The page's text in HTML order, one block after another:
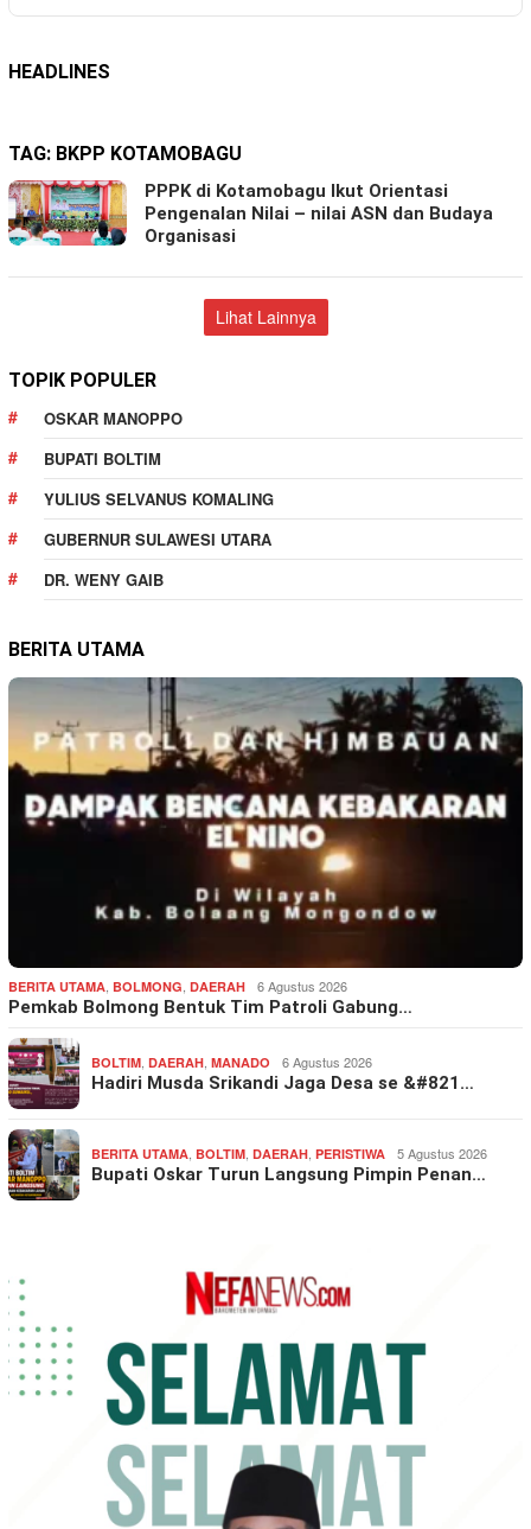
HEADLINES
TAG: BKPP KOTAMOBAGU
PPPK di Kotamobagu Ikut Orientasi
Pengenalan Nilai – nilai ASN dan Budaya
Organisasi
Lihat Lainnya
TOPIK POPULER
OSKAR MANOPPO
BUPATI BOLTIM
YULIUS SELVANUS KOMALING
GUBERNUR SULAWESI UTARA
DR. WENY GAIB
BERITA UTAMA
BERITA UTAMA, BOLMONG, DAERAH 6 Agustus 2026
Pemkab Bolmong Bentuk Tim Patroli Gabung…
BOLTIM, DAERAH, MANADO 6 Agustus 2026
Hadiri Musda Srikandi Jaga Desa se &#821…
BERITA UTAMA, BOLTIM, DAERAH, PERISTIWA 5 Agustus 2026
Bupati Oskar Turun Langsung Pimpin Penan…